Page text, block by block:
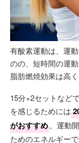
有酸素運動は、運
のの、短時間の運
脂肪燃焼効果は高く
15分×2セットなど
を感じるためには
がおすすめ。運動
ためのエネルギー